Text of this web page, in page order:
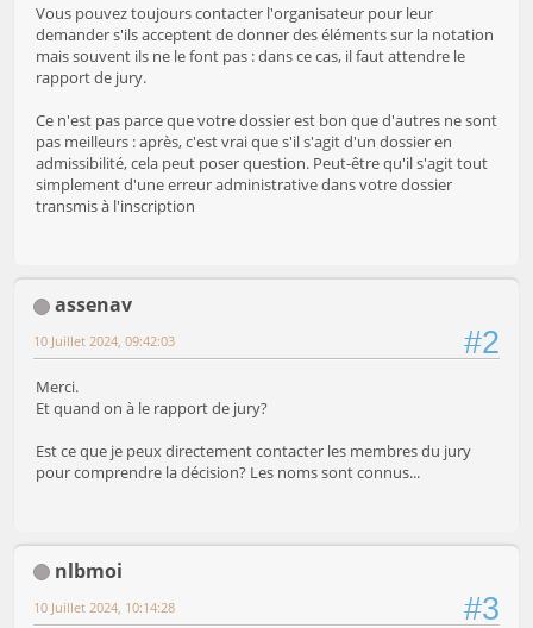
Vous pouvez toujours contacter l'organisateur pour leur
demander s'ils acceptent de donner des éléments sur la notation
mais souvent ils ne le font pas : dans ce cas, il faut attendre le
rapport de jury.
Ce n'est pas parce que votre dossier est bon que d'autres ne sont
pas meilleurs : après, c'est vrai que s'il s'agit d'un dossier en
admissibilité, cela peut poser question. Peut-être qu'il s'agit tout
simplement d'une erreur administrative dans votre dossier
transmis à l'inscription
assenav
#2
10 Juillet 2024, 09:42:03
Merci.
Et quand on à le rapport de jury?
Est ce que je peux directement contacter les membres du jury
pour comprendre la décision? Les noms sont connus...
nlbmoi
#3
10 Juillet 2024, 10:14:28